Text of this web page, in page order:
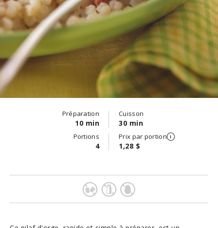
Préparation
10 min
Cuisson
30 min
Portions
4
Prix par portion
1,28 $